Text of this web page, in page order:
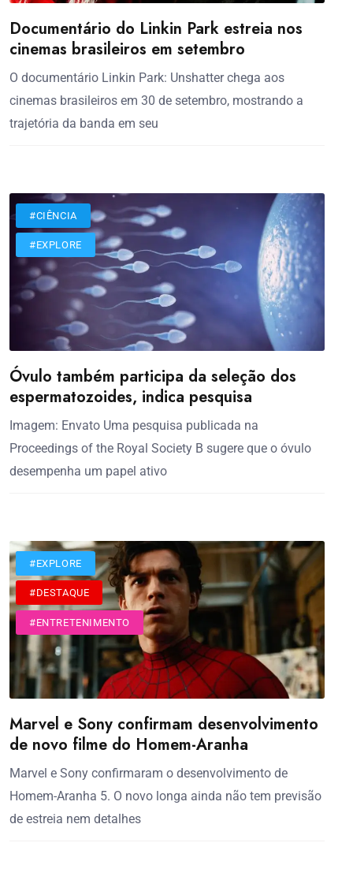
Documentário do Linkin Park estreia nos
cinemas brasileiros em setembro
O documentário Linkin Park: Unshatter chega aos
cinemas brasileiros em 30 de setembro, mostrando a
trajetória da banda em seu
#CIÊNCIA
#EXPLORE
Óvulo também participa da seleção dos
espermatozoides, indica pesquisa
Imagem: Envato Uma pesquisa publicada na
Proceedings of the Royal Society B sugere que o óvulo
desempenha um papel ativo
#CINEMA
#DESTAQUE
#ENTRETENIMENTO
#EXPLORE
Marvel e Sony confirmam desenvolvimento
de novo filme do Homem-Aranha
Marvel e Sony confirmaram o desenvolvimento de
Homem-Aranha 5. O novo longa ainda não tem previsão
de estreia nem detalhes